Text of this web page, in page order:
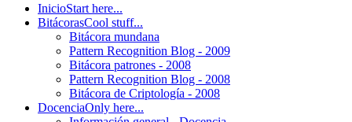
InicioStart here...
BitácorasCool stuff...
Bitácora mundana
Pattern Recognition Blog - 2009
Bitácora patrones - 2008
Pattern Recognition Blog - 2008
Bitácora de Criptología - 2008
DocenciaOnly here...